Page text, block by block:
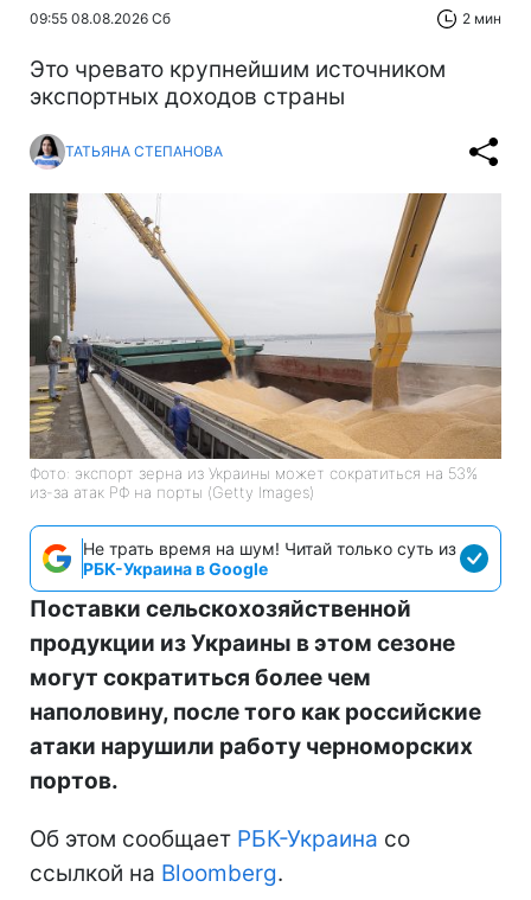
09:55 08.08.2026 Сб 2 мин
Это чревато крупнейшим источником
экспортных доходов страны
ТАТЬЯНА СТЕПАНОВА
Фото: экспорт зерна из Украины может сократиться на 53%
из-за атак РФ на порты (Getty Images)
Не трать время на шум! Читай только суть из
РБК-Украина в Google
Поставки сельскохозяйственной
продукции из Украины в этом сезоне
могут сократиться более чем
наполовину, после того как российские
атаки нарушили работу черноморских
портов.
Об этом сообщает РБК-Украина со
ссылкой на Bloomberg.